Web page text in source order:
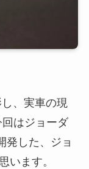
、実車の現
はジョーダ
発した、ジョ
います。